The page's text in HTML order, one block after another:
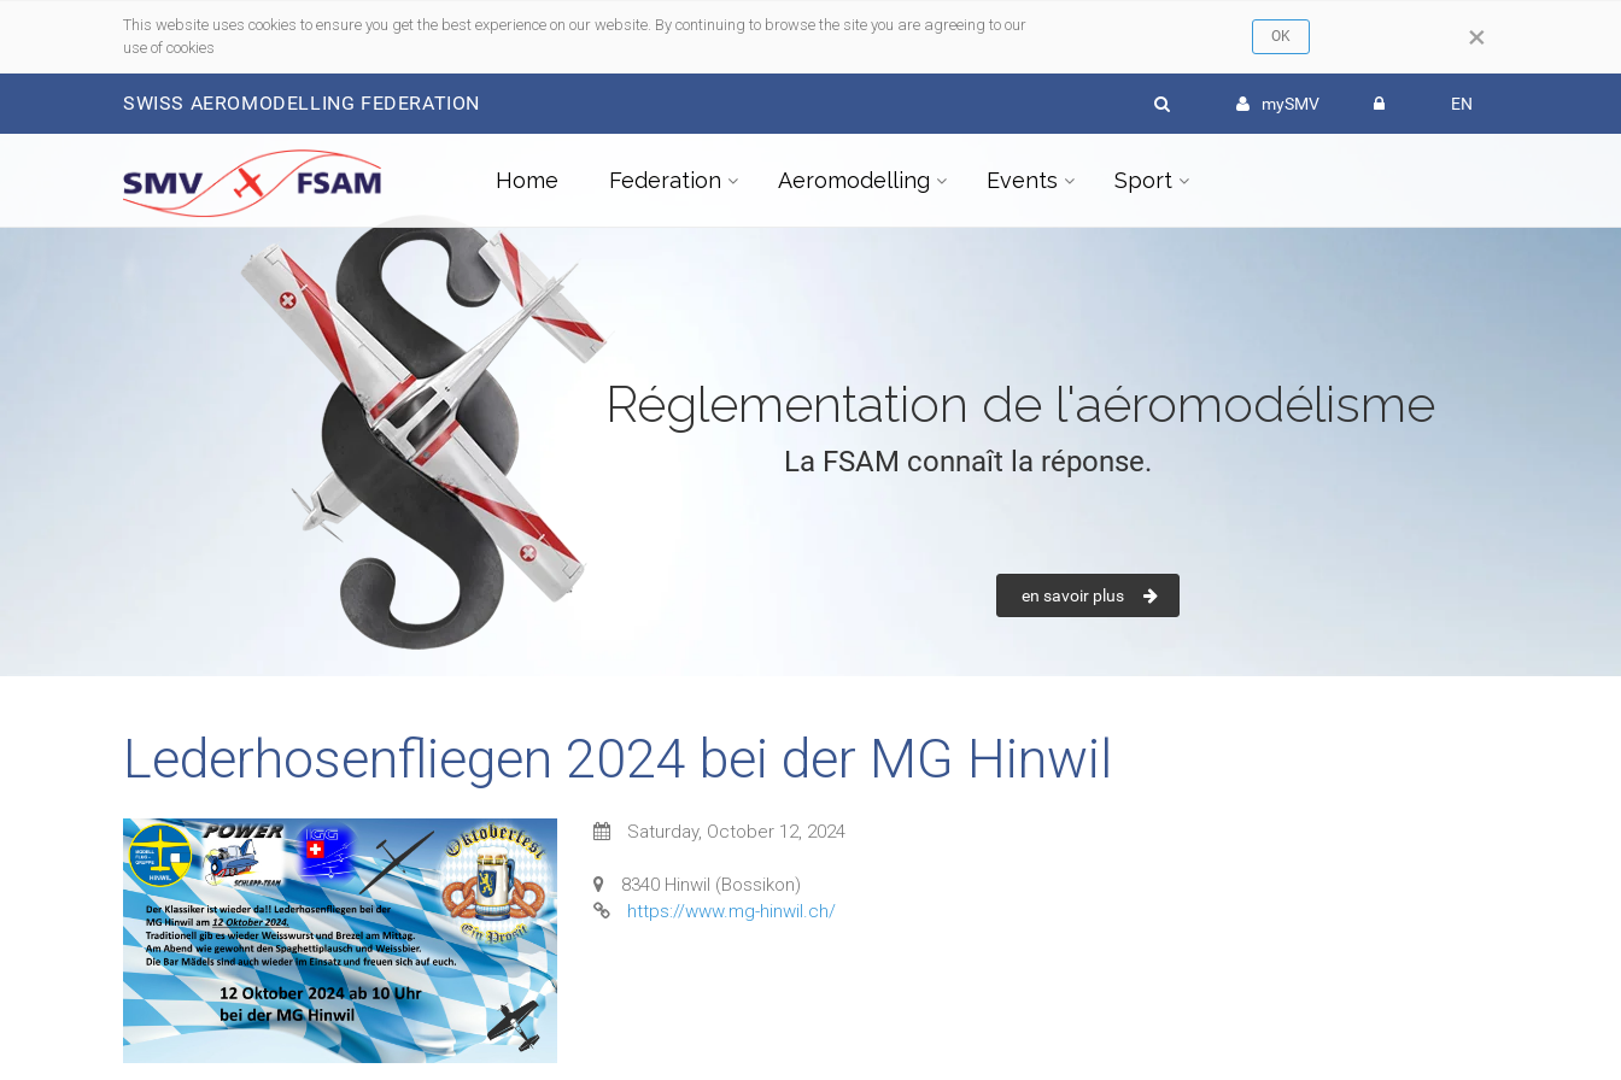
×
This website uses cookies to ensure you get the best experience on our website. By continuing to browse the site you are agreeing to our
use of cookies
SWISS AEROMODELLING FEDERATION mySMV EN
Home Federation Aeromodelling Events Sport
Réglementation de l'aéromodélisme
La FSAM connaît la réponse.
en savoir plus
Lederhosenfliegen 2024 bei der MG Hinwil
Saturday, October 12, 2024
8340 Hinwil (Bossikon)
https://www.mg-hinwil.ch/